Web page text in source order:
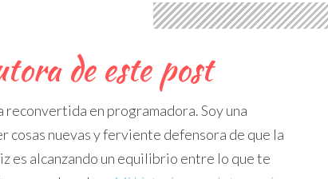
de este post
reconvertida en programadora. Soy una
cosas nuevas y ferviente defensora de que la
es alcanzando un equilibrio entre lo que te